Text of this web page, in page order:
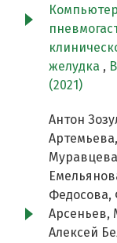
желудка ,
(2021)
Антон
Федосова,
Арсеньев,
Алексей